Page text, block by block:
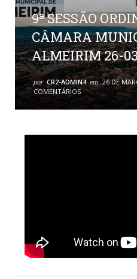
9ª SESSÃO
CÂMARA
ALMEIRIM 26-
por CR2-ADMIN4 em 26 DE
COMENTÁRIOS